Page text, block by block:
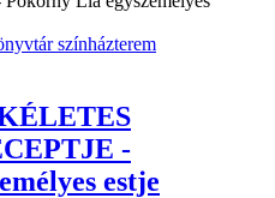
színházterem
-
estje